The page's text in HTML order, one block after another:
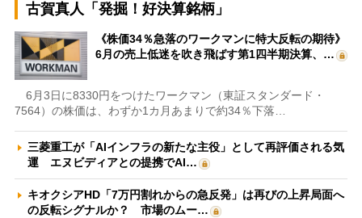
古賀真人「発掘！好決算銘柄」
《株価34％急落のワークマンに特大反転の期待》
6月の売上低迷を吹き飛ばす第1四半期決算、…
6月3日に8330円をつけたワークマン（東証スタンダード・
7564）の株価は、わずか1カ月あまりで約34％下落…
三菱重工が「AIインフラの新たな主役」として再評価される気
運 エヌビディアとの提携でAI…
キオクシアHD「7万円割れからの急反発」は再びの上昇局面へ
の反転シグナルか？ 市場のムー…